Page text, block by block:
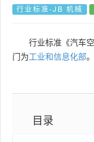
国外标准
行业标准-JB 机械
行业标准《汽车
门为工业和信息化部。
目录